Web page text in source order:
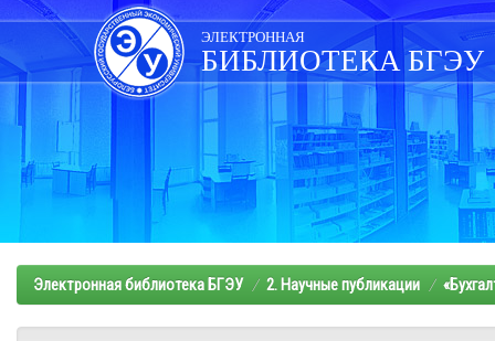
Skip
navigation
ЭЛЕКТРОННАЯ
БИБЛИОТЕКА БГЭУ
Электронная библиотека БГЭУ 2. Научные публикации